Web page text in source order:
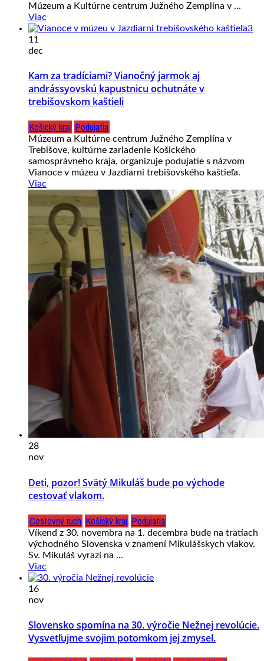
Múzeum a Kultúrne centrum Južného Zemplína v ...
Viac
11
dec
Kam za tradíciami? Vianočný jarmok aj
andrássyovskú kapustnicu ochutnáte v
trebišovskom kaštieli
Košický kraj Podujatia
Múzeum a Kultúrne centrum Južného Zemplína v
Trebišove, kultúrne zariadenie Košického
samosprávneho kraja, organizuje podujatie s názvom
Vianoce v múzeu v Jazdiarni trebišovského kaštieľa.
Viac
28
nov
Deti, pozor! Svätý Mikuláš bude po východe
cestovať vlakom.
Cestovný ruch Košický kraj Podujatia
Víkend z 30. novembra na 1. decembra bude na tratiach
východného Slovenska v znamení Mikulášskych vlakov.
Sv. Mikuláš vyrazí na ...
Viac
16
nov
Slovensko spomína na 30. výročie Nežnej revolúcie.
Vysvetľujme svojim potomkom jej zmysel.